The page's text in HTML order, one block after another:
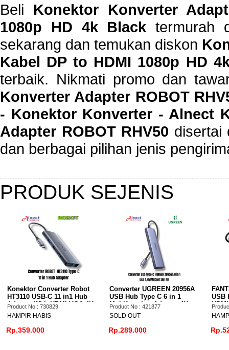
Beli Konektor Konverter
1080p HD 4k Black termurah
sekarang dan temukan diskon
Kabel DP to HDMI 1080p HD
terbaik. Nikmati promo dan
Konverter Adapter ROBOT
- Konektor Konverter - Alnect
Adapter ROBOT RHV50 disertai
dan berbagai pilihan jenis
PRODUK SEJENIS
Robot
Hub
VGA 4K
Rp.289.000
Converter UGREEN 20956A
USB Hub Type C 6 in 1
Multifunction Adapter 4K
Product No : 421877
SOLD OUT
Rp.520.000
FANTECH HC101
USB Hub Type C 10-in-1
HDMI VGA 4K 100 Mbps
LAN PD100W Pengisian
Product No : 491115